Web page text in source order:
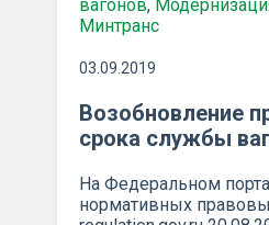
вагонов,
Минтранс
03.09.2019
Возобновление
срока службы
На Федеральном
нормативных